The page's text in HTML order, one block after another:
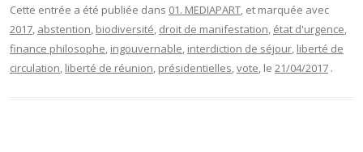
Cette entrée a été publiée dans 01. MEDIAPART, et marquée avec
2017, abstention, biodiversité, droit de manifestation, état d'urgence,
finance philosophe, ingouvernable, interdiction de séjour, liberté de
circulation, liberté de réunion, présidentielles,vote, le 21/04/2017 .